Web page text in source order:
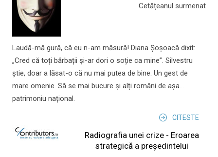
Cetățeanul surmenat
Laudă-mă gură, că eu n-am măsură! Diana Șoșoacă dixit:
„Cred că toți bărbații și-ar dori o soție ca mine”. Silvestru
știe, doar a lăsat-o că nu mai putea de bine. Un gest de
mare omenie. Să se mai bucure și alți români de așa...
patrimoniu național.
CITESTE
Radiografia unei crize - Eroarea
strategică a președintelui